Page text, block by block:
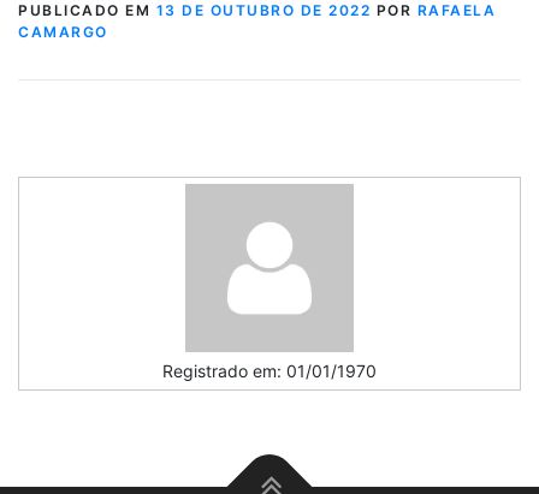
PUBLICADO EM 13 DE OUTUBRO DE 2022 POR RAFAELA
CAMARGO
Registrado em: 01/01/1970